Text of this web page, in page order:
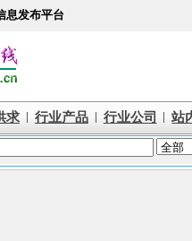
息发布平台
求 | 行业产品 | 行业公司 | 站